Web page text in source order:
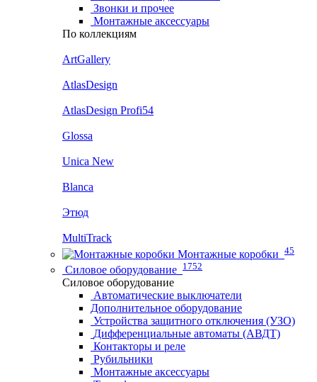
Звонки и прочее
Монтажные аксессуары
По коллекциям
ArtGallery
AtlasDesign
AtlasDesign Profi54
Glossa
Unica New
Blanca
Этюд
MultiTrack
Монтажные коробки 45
Силовое оборудование 1752
Силовое оборудование
Автоматические выключатели
Дополнительное оборудование
Устройства защитного отключения (УЗО)
Дифференциальные автоматы (АВДТ)
Контакторы и реле
Рубильники
Монтажные аксессуары